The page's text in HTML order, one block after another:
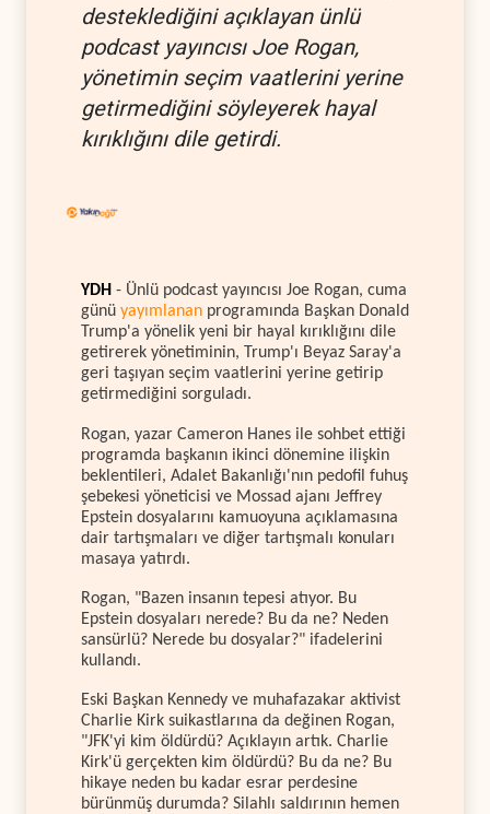
desteklediğini açıklayan ünlü
podcast yayıncısı Joe Rogan,
yönetimin seçim vaatlerini yerine
getirmediğini söyleyerek hayal
kırıklığını dile getirdi.
YDH - Ünlü podcast yayıncısı Joe Rogan, cuma
günü yayımlanan programında Başkan Donald
Trump'a yönelik yeni bir hayal kırıklığını dile
getirerek yönetiminin, Trump'ı Beyaz Saray'a
geri taşıyan seçim vaatlerini yerine getirip
getirmediğini sorguladı.
Rogan, yazar Cameron Hanes ile sohbet ettiği
programda başkanın ikinci dönemine ilişkin
beklentileri, Adalet Bakanlığı'nın pedofil fuhuş
şebekesi yöneticisi ve Mossad ajanı Jeffrey
Epstein dosyalarını kamuoyuna açıklamasına
dair tartışmaları ve diğer tartışmalı konuları
masaya yatırdı.
Rogan, "Bazen insanın tepesi atıyor. Bu
Epstein dosyaları nerede? Bu da ne? Neden
sansürlü? Nerede bu dosyalar?" ifadelerini
kullandı.
Eski Başkan Kennedy ve muhafazakar aktivist
Charlie Kirk suikastlarına da değinen Rogan,
"JFK'yi kim öldürdü? Açıklayın artık. Charlie
Kirk'ü gerçekten kim öldürdü? Bu da ne? Bu
hikaye neden bu kadar esrar perdesine
bürünmüş durumda? Silahlı saldırının hemen